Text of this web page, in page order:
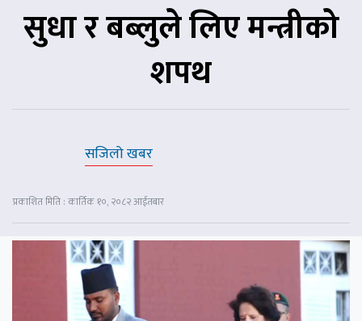
सुधा र बब्लुले लिए मन्त्रीको
शपथ
सजिलो खबर
प्रकाशित मिति : कार्तिक १०, २०८२ आईतबार